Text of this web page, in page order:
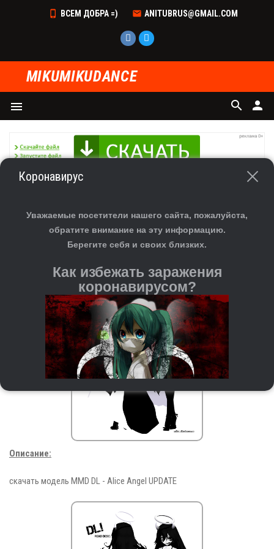
Коронавирус
Уважаемые посетители нашего сайта, пожалуйста,
обратите внимание на эту информацию.
Берегите себя и своих близких.
Как избежать заражения
коронавирусом?
используйте антисептические средства на спиртовой
При чихании и кашле прикрывайте рот и нос
бумажной салфеткой или согнутым локтём. После
Старайтесь не трогать руками глаза, нос и рот — это
входные ворота для вируса.
Держитесь на расстоянии от людей с кашлем,
ВСЕМ ДОБРА =) ANITUBRUS@GMAIL.COM
MIKUMIKUDANCE
menu person
search
ГЛАВНАЯ»ФАЙЛЫ ДЕВУШКА
СКАЧАТЬ МОДЕЛЬ MMD DL - ALICE ANGEL
UPDATE
Описание:
скачать модель MMD DL - Alice Angel UPDATE